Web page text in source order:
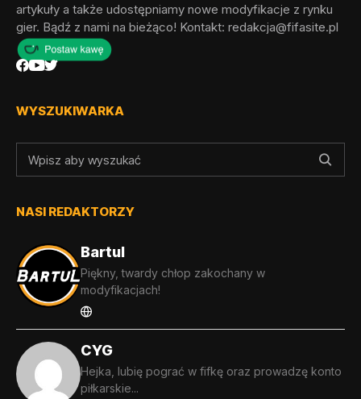
artykuły a także udostępniamy nowe modyfikacje z rynku
gier. Bądź z nami na bieżąco! Kontakt: redakcja@fifasite.pl
WYSZUKIWARKA
NASI REDAKTORZY
Bartul
Piękny, twardy chłop zakochany w
modyfikacjach!
CYG
Hejka, lubię pograć w fifkę oraz prowadzę konto
piłkarskie...